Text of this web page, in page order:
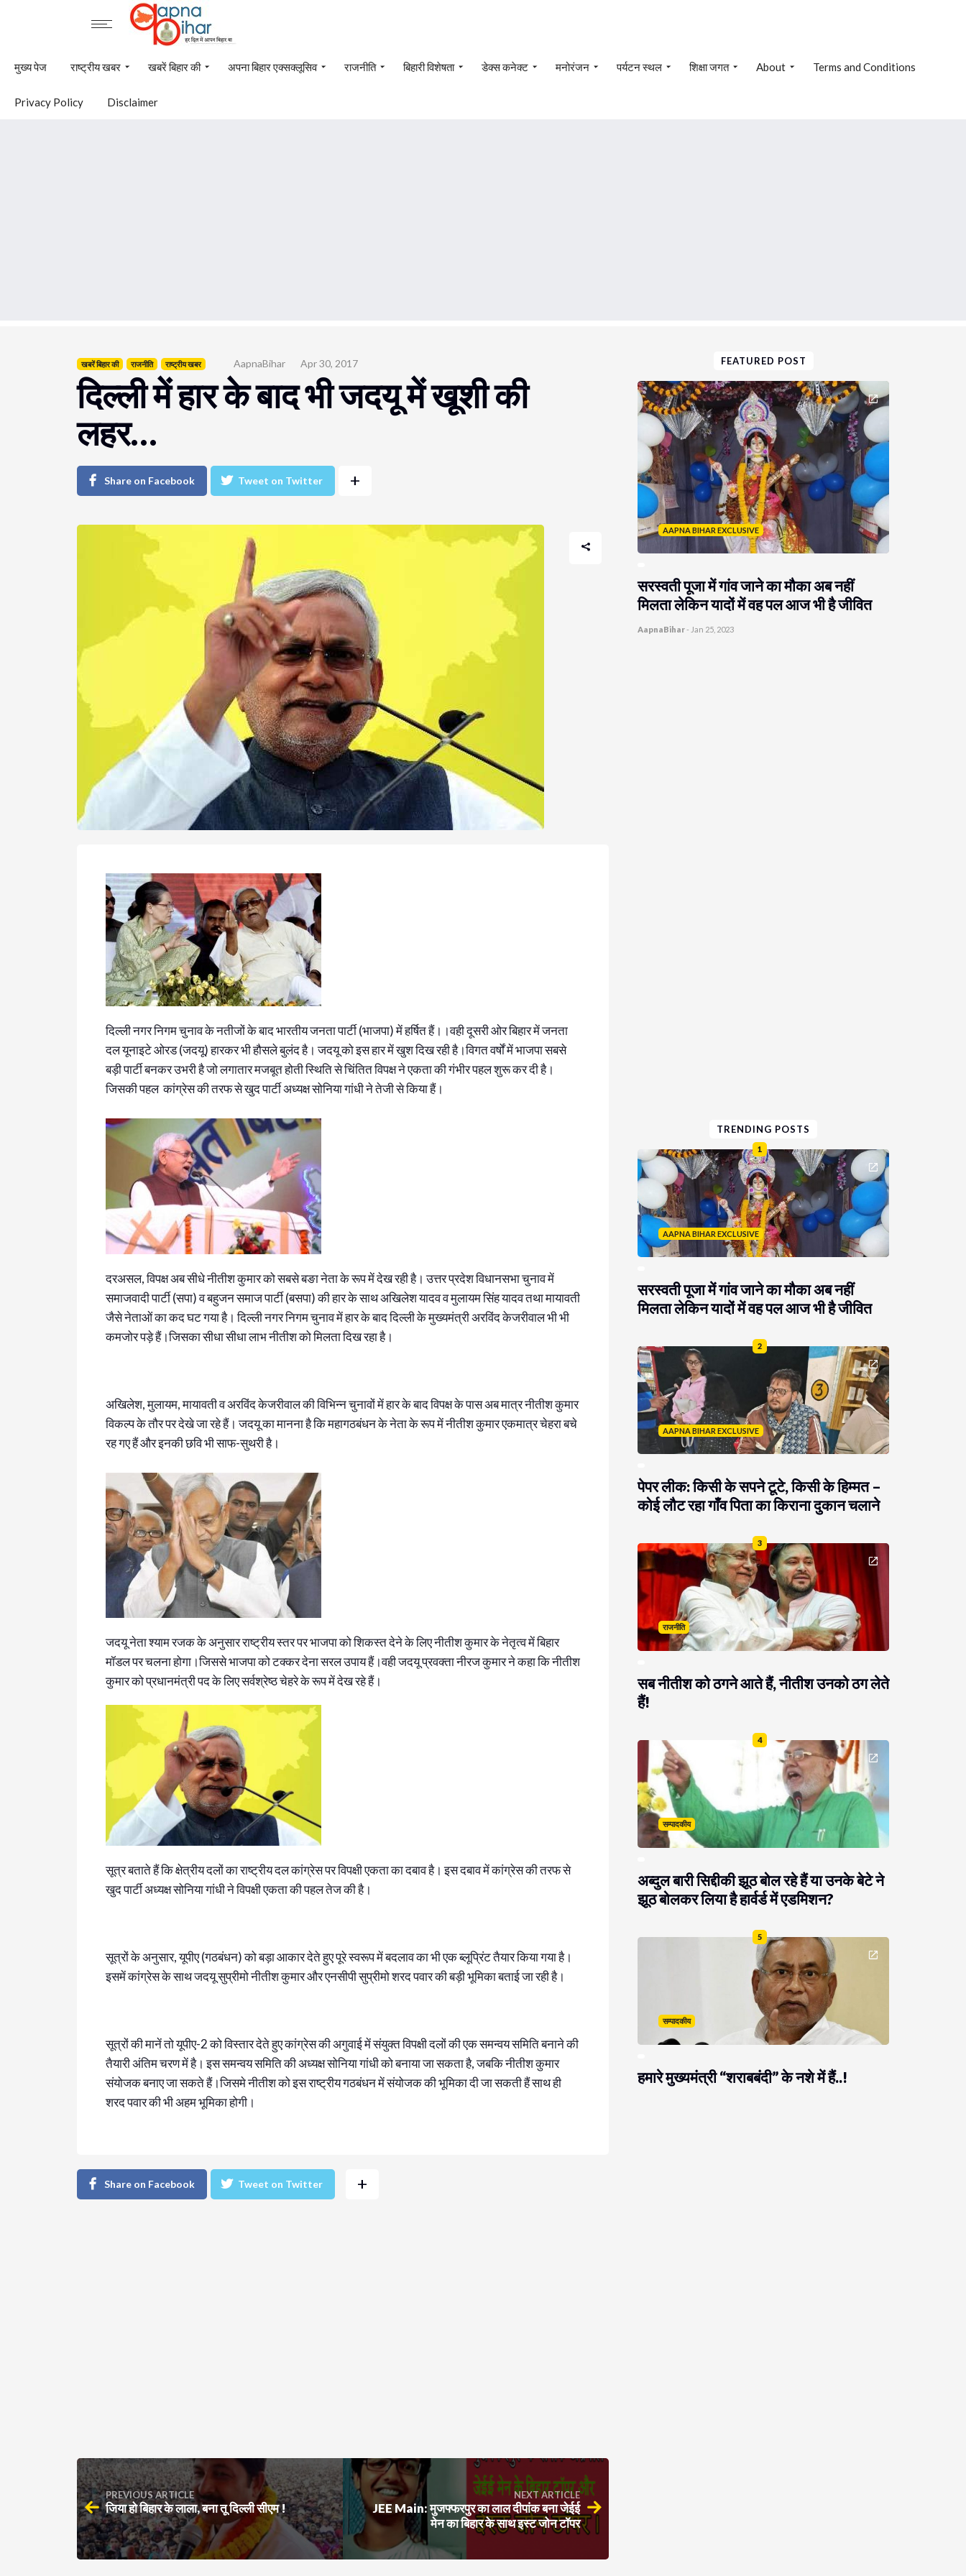
मुख्य पेज राष्ट्रीय खबर खबरें बिहार की अपना बिहार एक्सक्लूसिव राजनीति बिहारी विशेषता डेक्स कनेक्ट मनोरंजन पर्यटन स्थल शिक्षा जगत About Terms and Conditions
Privacy Policy Disclaimer
खबरें बिहार की राजनीति राष्ट्रीय खबर AapnaBihar Apr 30, 2017
दिल्ली में हार के बाद भी जदयू में खूशी की
लहर…
Share on Facebook Tweet on Twitter +
दिल्ली नगर निगम चुनाव के नतीजों के बाद भारतीय जनता पार्टी (भाजपा) में हर्षित हैं।।वही दूसरी ओर बिहार में जनता
दल यूनाइटे ओरड (जदयू) हारकर भी हौसले बुलंद है। जदयू को इस हार में खुश दिख रही है।विगत वर्षों में भाजपा सबसे
बड़ी पार्टी बनकर उभरी है जो लगातार मजबूत होती स्थिति से चिंतित विपक्ष ने एकता की गंभीर पहल शुरू कर दी है।
जिसकी पहल कांग्रेस की तरफ से खुद पार्टी अध्यक्ष सोनिया गांधी ने तेजी से किया हैं।
दरअसल, विपक्ष अब सीधे नीतीश कुमार को सबसे बङा नेता के रूप में देख रही है। उत्तर प्रदेश विधानसभा चुनाव में
समाजवादी पार्टी (सपा) व बहुजन समाज पार्टी (बसपा) की हार के साथ अखिलेश यादव व मुलायम सिंह यादव तथा मायावती
जैसे नेताओं का कद घट गया है। दिल्ली नगर निगम चुनाव में हार के बाद दिल्‍ली के मुख्‍यमंत्री अरविंद केजरीवाल भी भी
कमजोर पड़े हैं।जिसका सीधा सीधा लाभ नीतीश को मिलता दिख रहा है।
अखिलेश, मुलायम, मायावती व अरविंद केजरीवाल की विभिन्‍न चुनावों में हार के बाद विपक्ष के पास अब मात्र नीतीश कुमार
विकल्प के तौर पर देखे जा रहे हैं। जदयू का मानना है कि महागठबंधन के नेता के रूप में नीतीश कुमार एकमात्र चेहरा बचे
रह गए हैं और इनकी छवि भी साफ-सुथरी है।
जदयू नेता श्याम रजक के अनुसार राष्‍ट्रीय स्‍तर पर भाजपा को शिकस्‍त देने के लिए नीतीश कुमार के नेतृत्‍व में बिहार
मॉडल पर चलना होगा।जिससे भाजपा को टक्कर देना सरल उपाय हैं।वही जदयू प्रवक्ता नीरज कुमार ने कहा कि नीतीश
कुमार को प्रधानमंत्री पद के लिए सर्वश्रेष्ठ चेहरे के रूप में देख रहे हैं।
सूत्र बताते हैं कि क्षेत्रीय दलों का राष्‍ट्रीय दल कांग्रेस पर विपक्षी एकता का दबाव है। इस दबाव में कांग्रेस की तरफ से
खुद पार्टी अध्यक्ष सोनिया गांधी ने विपक्षी एकता की पहल तेज की है।
सूत्रों के अनुसार, यूपीए (गठबंधन) को बड़ा आकार देते हुए पूरे स्वरूप में बदलाव का भी एक ब्लूप्रिंट तैयार किया गया है।
इसमें कांग्रेस के साथ जदयू सुप्रीमो नीतीश कुमार और एनसीपी सुप्रीमो शरद पवार की बड़ी भूमिका बताई जा रही है।
सूत्रों की मानें तो यूपीए-2 को विस्तार देते हुए कांग्रेस की अगुवाई में संयुक्त विपक्षी दलों की एक समन्वय समिति बनाने की
तैयारी अंतिम चरण में है। इस समन्‍वय समिति की अध्‍यक्ष सोनिया गांधी को बनाया जा सकता है, जबकि नीतीश कुमार
संयोजक बनाए जा सकते हैं।जिसमे नीतीश को इस राष्‍ट्रीय गठबंधन में संयोजक की भूमिका दी जा सकती हैं साथ ही
शरद पवार की भी अहम भूमिका होगी।
Share on Facebook Tweet on Twitter +
PREVIOUS ARTICLE
जिया हो बिहार के लाला, बना तू दिल्ली सीएम !
NEXT ARTICLE
JEE Main: मुजफ्फरपुर का लाल दीपांक बना जेईई
मेन का बिहार के साथ इस्ट जोन टॉपर
FEATURED POST
AAPNA BIHAR EXCLUSIVE
सरस्वती पूजा में गांव जाने का मौका अब नहीं
मिलता लेकिन यादों में वह पल आज भी है जीवित
AapnaBihar- Jan 25, 2023
TRENDING POSTS
1
AAPNA BIHAR EXCLUSIVE
सरस्वती पूजा में गांव जाने का मौका अब नहीं
मिलता लेकिन यादों में वह पल आज भी है जीवित
2
AAPNA BIHAR EXCLUSIVE
पेपर लीक: किसी के सपने टूटे, किसी के हिम्मत –
कोई लौट रहा गाँव पिता का किराना दुकान चलाने
3
राजनीति
सब नीतीश को ठगने आते हैं, नीतीश उनको ठग लेते
हैं!
4
सम्पादकीय
अब्दुल बारी सिद्दीकी झूठ बोल रहे हैं या उनके बेटे ने
झूठ बोलकर लिया है हार्वर्ड में एडमिशन?
5
सम्पादकीय
हमारे मुख्यमंत्री “शराबबंदी” के नशे में हैं..!